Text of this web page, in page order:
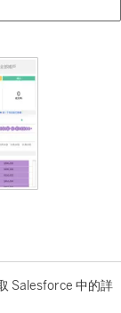
Salesforce 中的詳